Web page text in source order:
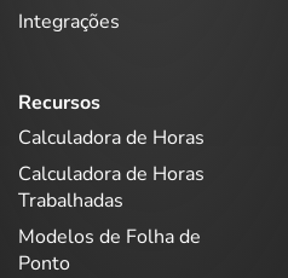
Integrações
Recursos
Calculadora de Horas
Calculadora de Horas
Trabalhadas
Modelos de Folha de
Ponto